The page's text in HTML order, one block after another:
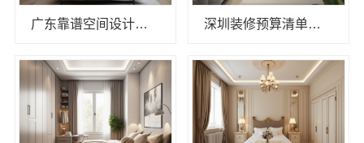
广东靠谱空间设计环保材料，广东鼎饰空间装饰工程有限公司绿色装修方案 深圳装修预算清单零增项承诺_广东鼎饰空间装饰工程有限公司